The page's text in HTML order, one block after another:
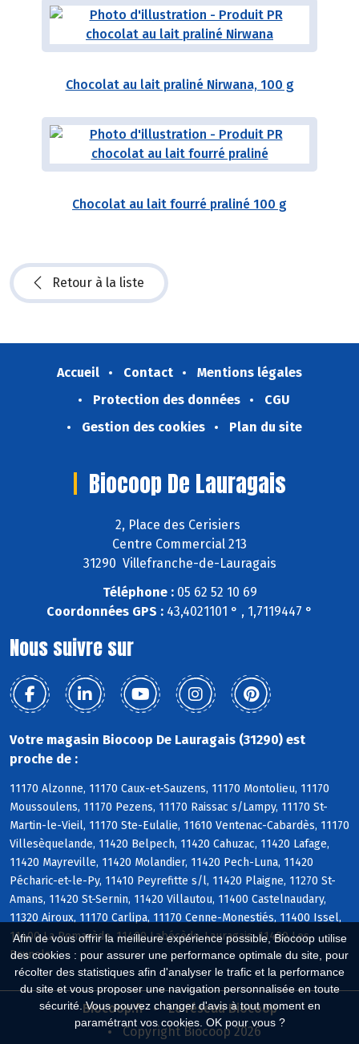
Afin de vous offrir la meilleure expérience possible, Biocoop utilise
des cookies : pour assurer une performance optimale du site, pour
récolter des statistiques afin d'analyser le trafic et la performance
du site et vous proposer une navigation personnalisée en toute
sécurité. Vous pouvez changer d'avis à tout moment en
paramétrant vos cookies. OK pour vous ?
Chocolat au lait praliné Nirwana, 100 g
Chocolat au lait fourré praliné 100 g
Retour à la liste
Accueil Contact
Mentions légales
Protection des données
CGU
Gestion des cookies
Plan du site
Biocoop De Lauragais
2, Place des Cerisiers
Centre Commercial 213
31290 Villefranche-de-Lauragais
Téléphone :05 62 52 10 69
Coordonnées GPS : 43,4021101 ° , 1,7119447 °
Nous suivre sur
Votre magasin Biocoop De Lauragais (31290) est
proche de :
11170 Alzonne, 11170 Caux-et-Sauzens, 11170 Montolieu, 11170
Moussoulens, 11170 Pezens, 11170 Raissac s/Lampy, 11170 St-
Martin-le-Vieil, 11170 Ste-Eulalie, 11610 Ventenac-Cabardès, 11170
Villesèquelande, 11420 Belpech, 11420 Cahuzac, 11420 Lafage,
11420 Mayreville, 11420 Molandier, 11420 Pech-Luna, 11420
Pécharic-et-le-Py, 11410 Peyrefitte s/l, 11420 Plaigne, 11270 St-
Amans, 11420 St-Sernin, 11420 Villautou, 11400 Castelnaudary,
11320 Airoux, 11170 Carlipa, 11170 Cenne-Monestiés, 11400 Issel,
11400 La Pomarède, 11400 Labécède-Lauragais, 11400 Les
Brunels
Biocoop.fr
Le réseau Biocoop
Copyright Biocoop 2026